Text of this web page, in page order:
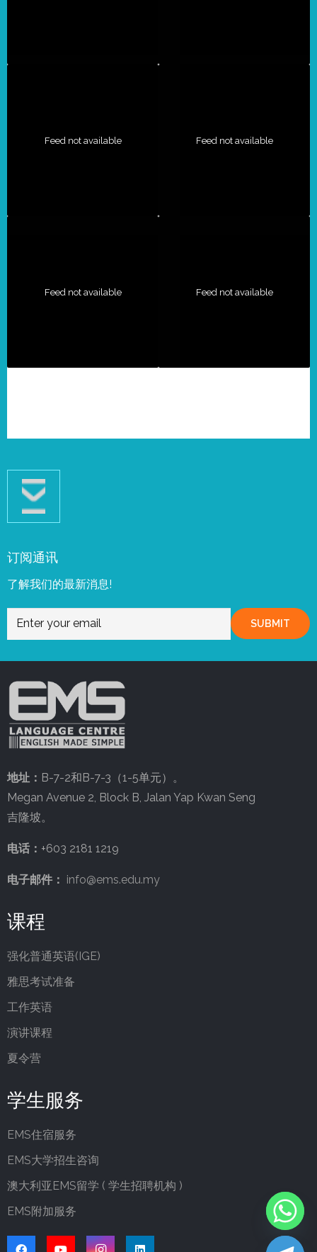
Feed not available Feed not available
Feed not available Feed not available
订阅通讯
了解我们的最新消息!
SUBMIT
地址： B-7-2和B-7-3（1-5单元）。
Megan Avenue 2, Block B, Jalan Yap Kwan Seng
吉隆坡。
电话： +603 2181 1219
电子邮件： info@ems.edu.my
课程
强化普通英语(IGE)
雅思考试准备
工作英语
演讲课程
夏令营
学生服务
EMS住宿服务
EMS大学招生咨询
澳大利亚EMS留学 ( 学生招聘机构 )
EMS附加服务